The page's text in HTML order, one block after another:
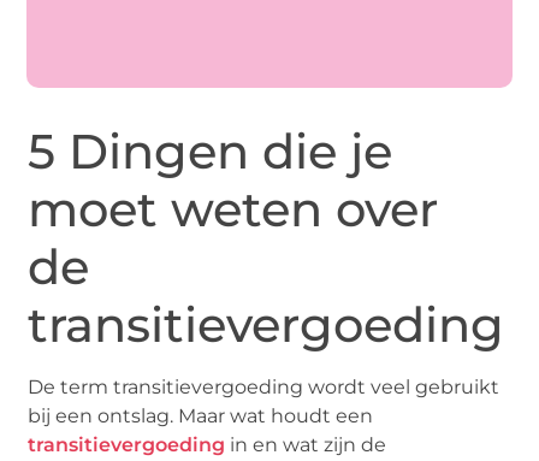
5 Dingen die je
moet weten over
de
transitievergoeding
De term transitievergoeding wordt veel gebruikt
bij een ontslag. Maar wat houdt een
transitievergoeding in en wat zijn de